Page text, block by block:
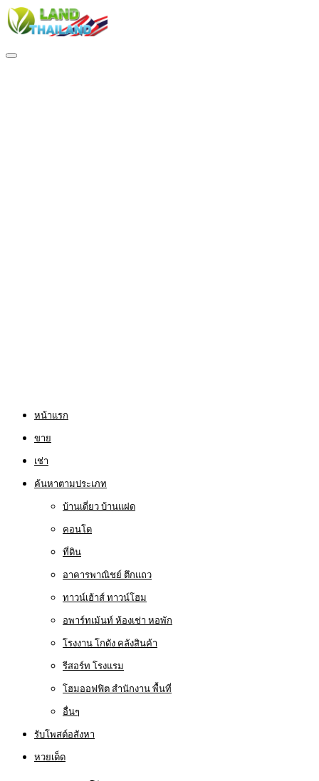
หน้าแรก
ขาย
เช่า
ค้นหาตามประเภท
บ้านเดี่ยว บ้านแฝด
คอนโด
ที่ดิน
อาคารพาณิชย์ ตึกแถว
ทาวน์เฮ้าส์ ทาวน์โฮม
อพาร์ทเม้นท์ ห้องเช่า หอพัก
โรงงาน โกดัง คลังสินค้า
รีสอร์ท โรงแรม
โฮมออฟฟิต สำนักงาน พื้นที่
อื่นๆ
รับโพสต์อสังหา
หวยเด็ด